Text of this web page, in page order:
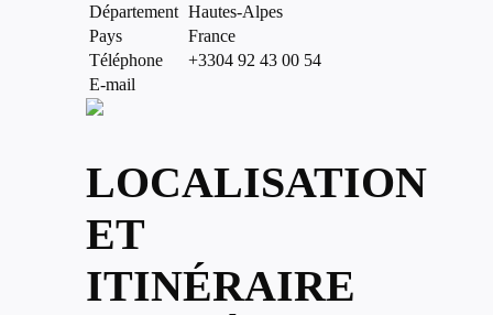
Département Hautes-Alpes
Pays
France
Téléphone
+3304 92 43 00 54
E-mail
LOCALISATION
ET
ITINÉRAIRE